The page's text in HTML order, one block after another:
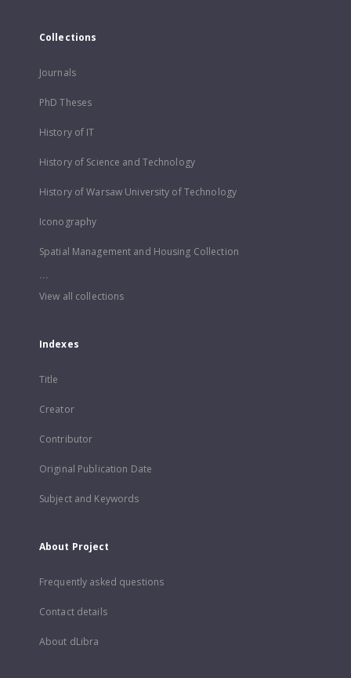
Collections
Journals
PhD Theses
History of IT
History of Science and Technology
History of Warsaw University of Technology
Iconography
Spatial Management and Housing Collection
...
View all collections
Indexes
Title
Creator
Contributor
Original Publication Date
Subject and Keywords
About Project
Frequently asked questions
Contact details
About dLibra